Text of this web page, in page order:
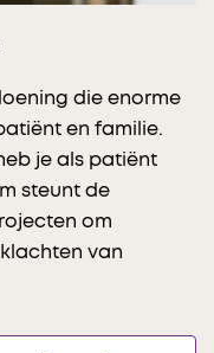
die enorme
en familie.
je als patiënt
steunt de
om
van